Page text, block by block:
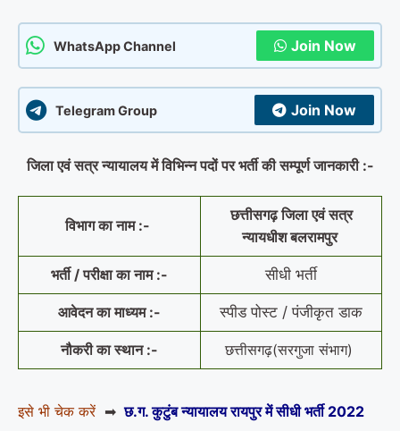
WhatsApp Channel Join Now
Telegram Group Join Now
जिला एवं सत्र न्यायालय में विभिन्न पदों पर भर्ती की सम्पूर्ण जानकारी :-
विभाग का नाम :-
छत्तीसगढ़ जिला एवं सत्र
न्यायधीश बलरामपुर
भर्ती / परीक्षा का नाम :- सीधी भर्ती
आवेदन का माध्यम :- स्पीड पोस्ट / पंजीकृत डाक
नौकरी का स्थान :- छत्तीसगढ़(सरगुजा संभाग)
इसे भी चेक करें ➡ छ.ग. कुटुंब न्यायालय रायपुर में सीधी भर्ती 2022